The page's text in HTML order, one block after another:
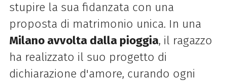
stupire la sua fidanzata con una
proposta di matrimonio unica. In una
Milano avvolta dalla pioggia, il ragazzo
ha realizzato il suo progetto di
dichiarazione d'amore, curando ogni